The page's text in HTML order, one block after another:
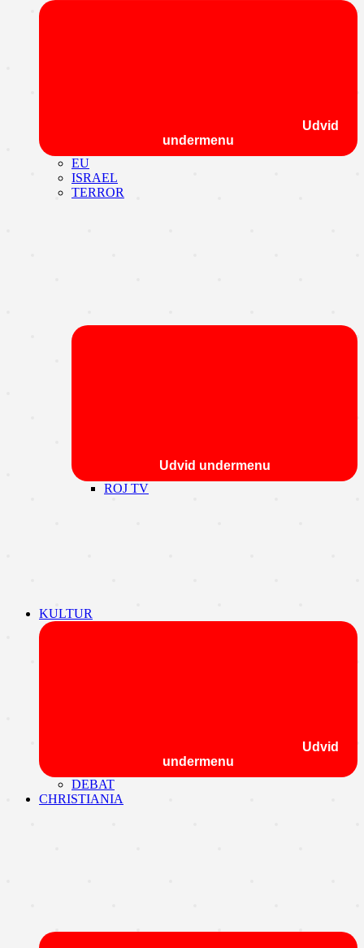
Udvid
undermenu
EU
ISRAEL
TERROR
Udvid undermenu
ROJ TV
KULTUR
Udvid
undermenu
DEBAT
CHRISTIANIA